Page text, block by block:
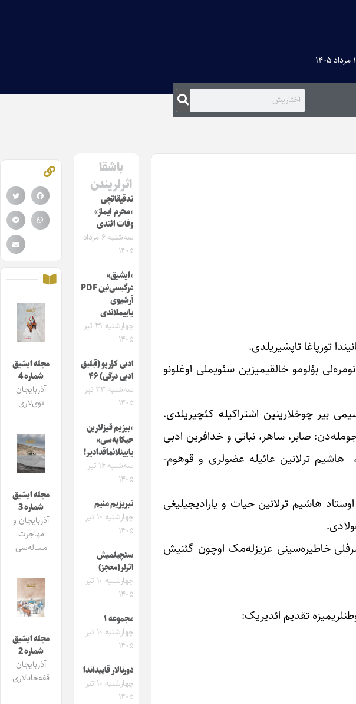
تورپاغا تاپشیریلدی.
دوشنبه گونو آبان آیی‌نین ۲۶ینجی گونو سحر ساعات ۱۰دا تهرانین بهشت زهرا قبریستانی‌نین ۳۱۵ نومره‌لی بؤلومو خالقیمیزین سئویملی اوغلونو
بیر چوخلارینین اشتراکیله کئچیریلدی.
صابر، ساهر، نباتی و خدافرین ادبی
هاشیم ترلانین عائیله عضولری و قوهوم-
هاشیم ترلانین حیات و یارادیجیلیغی
خاطیره‌سینی عزیزله‌مک اوچون گئنیش
تقدیم ائدیریک:
باشقا
اثرلریندن
تدقیقاتچی
«محرم ایماز»
وفات ائتدی
سه‌شنبه ۶ مرداد
۱۴۰۵
«ایشیق»
درگیسی‌نین PDF
آرشیوی
یاییملاندی
چهارشنبه ۳۱ تیر
۱۴۰۵
ادبی کؤرپو (آیلیق
ادبی درگی) ۴۶
سه‌شنبه ۲۳ تیر
۱۴۰۵
«بیزیم قیزلارین
حیکایه‌سی»
یایینلانماقدادیر!
سه‌شنبه ۱۶ تیر
۱۴۰۵
تبریزیم منیم
چهارشنبه ۱۰ تیر
۱۴۰۵
سئچیلمیش
اثرلر(معجز)
چهارشنبه ۱۰ تیر
۱۴۰۵
مجموعه ۱
چهارشنبه ۱۰ تیر
۱۴۰۵
دورنالار قاییداندا
چهارشنبه ۱۰ تیر
۱۴۰۵
مجله ایشیق
شماره 4
آذربایجان
توی‌لاری
مجله ایشیق
شماره 3
آذربایجان و
مهاجرت
مساله‌سی
مجله ایشیق
شماره 2
آذربایجان
قفه‌خانالاری